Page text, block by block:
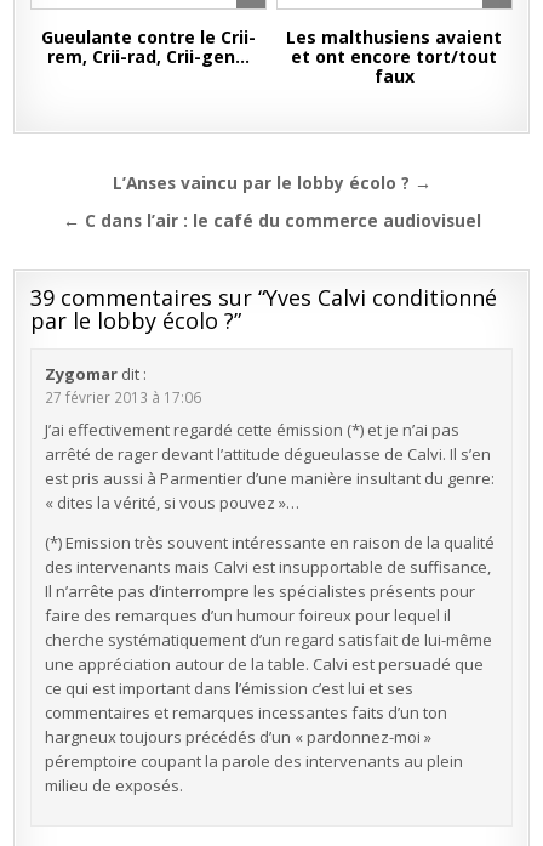
Gueulante contre le Crii-
rem, Crii-rad, Crii-gen…
Les malthusiens avaient
et ont encore tort/tout
faux
Navigation
L’Anses vaincu par le lobby écolo ? →
← C dans l’air : le café du commerce audiovisuel
39 commentaires sur “Yves Calvi conditionné
par le lobby écolo ?”
Zygomar dit :
27 février 2013 à 17:06
J’ai effectivement regardé cette émission (*) et je n’ai pas
arrêté de rager devant l’attitude dégueulasse de Calvi. Il s’en
est pris aussi à Parmentier d’une manière insultant du genre:
« dites la vérité, si vous pouvez »…
(*) Emission très souvent intéressante en raison de la qualité
des intervenants mais Calvi est insupportable de suffisance,
Il n’arrête pas d’interrompre les spécialistes présents pour
faire des remarques d’un humour foireux pour lequel il
cherche systématiquement d’un regard satisfait de lui-même
une appréciation autour de la table. Calvi est persuadé que
ce qui est important dans l’émission c’est lui et ses
commentaires et remarques incessantes faits d’un ton
hargneux toujours précédés d’un « pardonnez-moi »
péremptoire coupant la parole des intervenants au plein
milieu de exposés.